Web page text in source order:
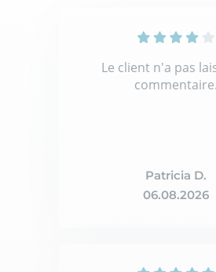
Le client n'a pas
commentaire.
Patricia D.
06.08.2026